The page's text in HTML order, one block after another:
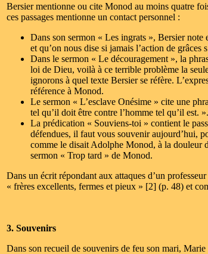
Bersier mentionne ou cite Monod au moins quatre
ces passages mentionne un contact personnel :
Dans son sermon « Les ingrats », Bersier
et qu’on nous dise si jamais l’action de
Dans le sermon « Le découragement », la
loi de Dieu, voilà à ce terrible problème la
ignorons à quel texte Bersier se réfère.
référence à Monod.
Le sermon « L’esclave Onésime » cite une
tel qu’il doit être contre l’homme tel qu’il est.
La prédication « Souviens-toi » contient le
défendues, il faut vous souvenir aujourd’hui,
comme le disait Adolphe Monod, à la douleur
sermon « Trop tard » de Monod.
Dans un écrit répondant aux attaques d’un
« frères excellents, fermes et pieux » [2] (p. 48) et
3. Souvenirs
Dans son recueil de souvenirs de feu son mari,